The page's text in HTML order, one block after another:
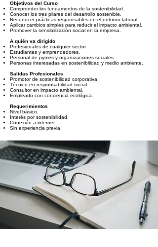
Objetivos del Curso
Comprender los fundamentos de la sostenibilidad.
Conocer los tres pilares del desarrollo sostenible.
Reconocer prácticas responsables en el entorno laboral.
Aplicar cambios simples para reducir el impacto ambiental.
Promover la sensibilización social en la empresa.
A quién va dirigido
Profesionales de cualquier sector.
Estudiantes y emprendedores.
Personal de pymes y organizaciones sociales.
Personas interesadas en sostenibilidad y medio ambiente.
Salidas Profesionales
Promotor de sostenibilidad corporativa.
Técnico en responsabilidad social.
Consultor en impacto ambiental.
Empleado con conciencia ecológica.
Requerimientos
Nivel básico.
Interés por sostenibilidad.
Conexión a internet.
Sin experiencia previa.